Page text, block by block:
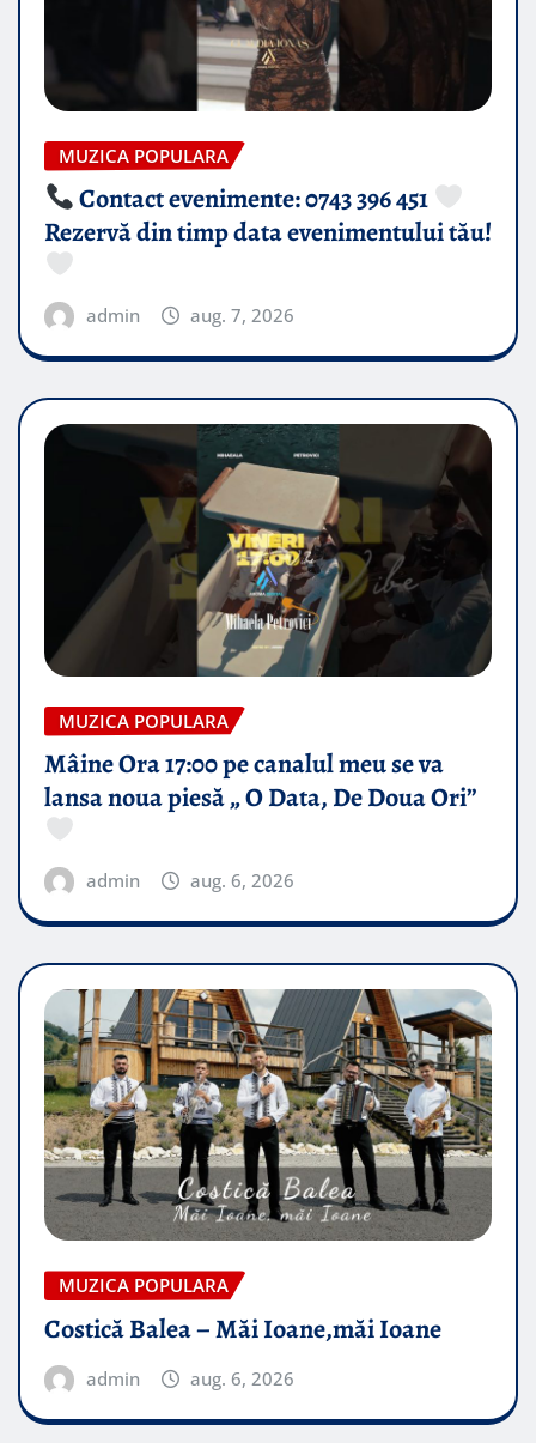
MUZICA POPULARA
Contact evenimente: 0743 396 451
Rezervă din timp data evenimentului tău!
admin aug. 7, 2026
MUZICA POPULARA
Mâine Ora 17:00 pe canalul meu se va
lansa noua piesă „ O Data, De Doua Ori”
admin aug. 6, 2026
MUZICA POPULARA
Costică Balea – Măi Ioane,măi Ioane
admin aug. 6, 2026